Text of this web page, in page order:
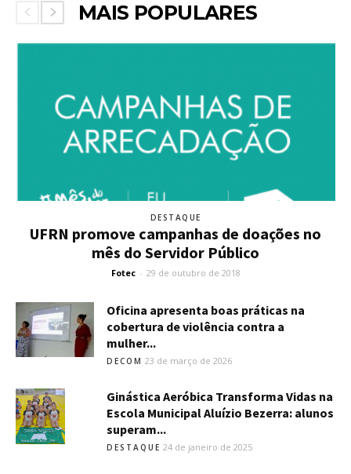
MAIS POPULARES
DESTAQUE
UFRN promove campanhas de doações no
mês do Servidor Público
Fotec - 29 de outubro de 2018
Oficina apresenta boas práticas na
cobertura de violência contra a
mulher...
DECOM 23 de março de 2026
Ginástica Aeróbica Transforma Vidas na
Escola Municipal Aluízio Bezerra: alunos
superam...
DESTAQUE 24 de janeiro de 2025